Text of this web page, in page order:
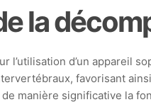
la
l’utilisation d’un appareil
favorisant
manière significative la